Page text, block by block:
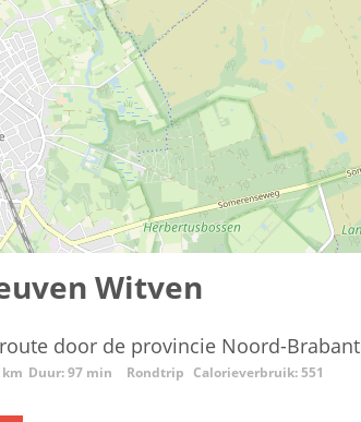
Witven
door de provincie Noord-Brabant
km Duur: 97 min Rondtrip Calorieverbruik: 551